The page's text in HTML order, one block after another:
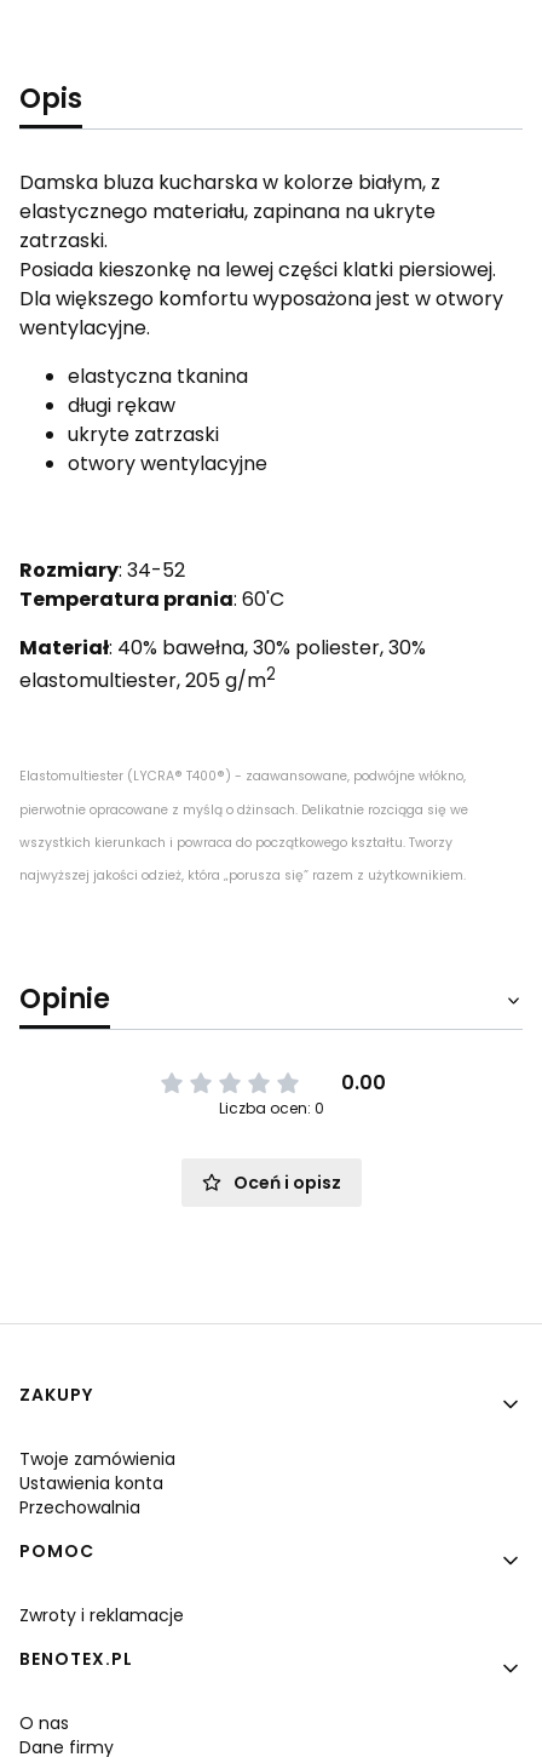
Opis
Damska bluza kucharska w kolorze białym, z
elastycznego materiału, zapinana na ukryte
zatrzaski.
Posiada kieszonkę na lewej części klatki piersiowej.
Dla większego komfortu wyposażona jest w otwory
wentylacyjne.
elastyczna tkanina
długi rękaw
ukryte zatrzaski
otwory wentylacyjne
Rozmiary: 34-52
Temperatura prania: 60'C
Materiał: 40% bawełna, 30% poliester, 30%
elastomultiester, 205 g/m2
Elastomultiester (LYCRA® T400®) - zaawansowane, podwójne włókno,
pierwotnie opracowane z myślą o dżinsach. Delikatnie rozciąga się we
wszystkich kierunkach i powraca do początkowego kształtu. Tworzy
najwyższej jakości odzież, która „porusza się” razem z użytkownikiem.
Opinie
0.00
Liczba ocen: 0
Oceń i opisz
Linki w stopce
ZAKUPY
Twoje zamówienia
Ustawienia konta
Przechowalnia
POMOC
Zwroty i reklamacje
BENOTEX.PL
O nas
Dane firmy